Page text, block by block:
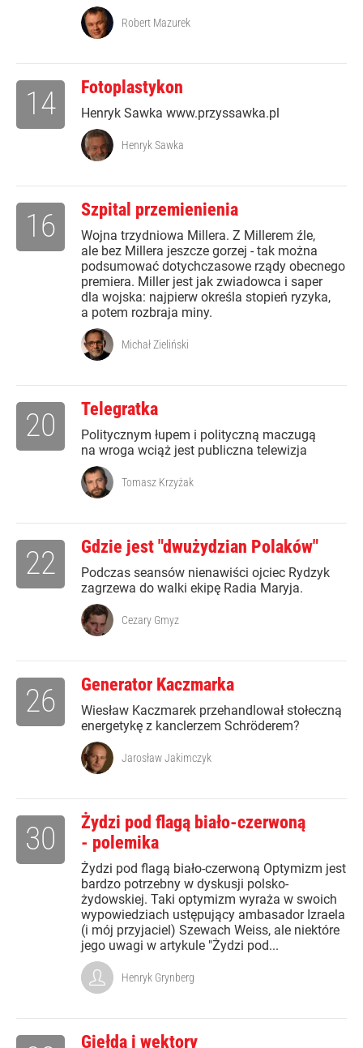
Robert Mazurek
Fotoplastykon
Henryk Sawka www.przyssawka.pl
14
Henryk Sawka
Szpital przemienienia
Wojna trzydniowa Millera. Z Millerem źle,
ale bez Millera jeszcze gorzej - tak można
podsumować dotychczasowe rządy obecnego
premiera. Miller jest jak zwiadowca i saper
dla wojska: najpierw określa stopień ryzyka,
a potem rozbraja miny.
16
Michał Zieliński
Telegratka
Politycznym łupem i polityczną maczugą
na wroga wciąż jest publiczna telewizja
20
Tomasz Krzyżak
Gdzie jest "dwużydzian Polaków"
Podczas seansów nienawiści ojciec Rydzyk
zagrzewa do walki ekipę Radia Maryja.
22
Cezary Gmyz
Generator Kaczmarka
Wiesław Kaczmarek przehandlował stołeczną
energetykę z kanclerzem Schröderem?
26
Jarosław Jakimczyk
Żydzi pod flagą biało-czerwoną
- polemika
Żydzi pod flagą biało-czerwoną Optymizm jest
bardzo potrzebny w dyskusji polsko-
żydowskiej. Taki optymizm wyraża w swoich
wypowiedziach ustępujący ambasador Izraela
(i mój przyjaciel) Szewach Weiss, ale niektóre
jego uwagi w artykule "Żydzi pod...
30
Henryk Grynberg
Giełda i wektory